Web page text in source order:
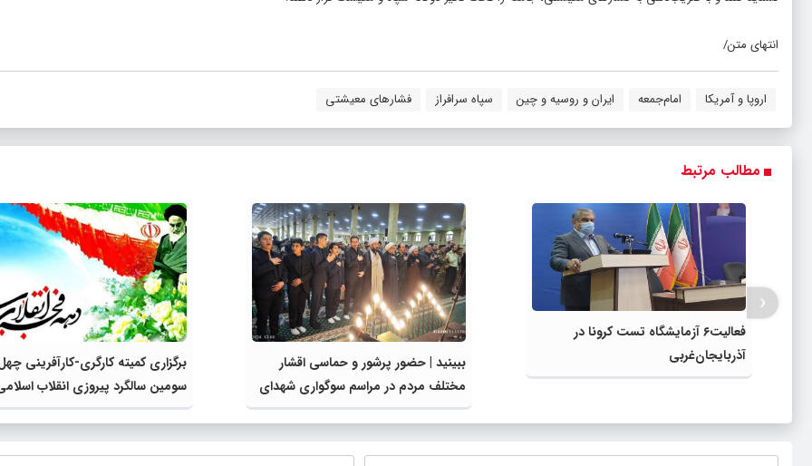
انتهای متن/
اروپا و آمریکا امام‌جمعه ایران و روسیه و چین سپاه سرافراز فشارهای معیشتی
مطالب مرتبط
فعالیت۶ آزمایشگاه تست کرونا در
آذربایجان‌غربی
ببینید | حضور پرشور و حماسی اقشار
مختلف مردم در مراسم سوگواری شهدای
خدمت در خوی
برگزاری کمیته کارگری-کارآفرینی
سومین سالگرد پیروزی انقلاب
شهرستان خوی
‹